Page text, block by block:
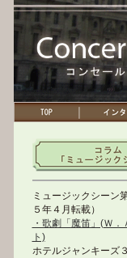
ミュージックシーン
５年４月転載）
・歌劇「魔笛」(Ｗ
ト)
ホテルジャンキーズ